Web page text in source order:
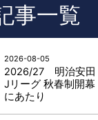
事一覧
2026-08-05
2026/27 明治安田
Jリーグ 秋春制開幕
にあたり